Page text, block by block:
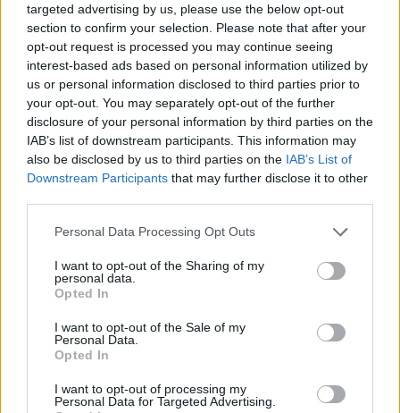
targeted advertising by us, please use the below opt-out
section to confirm your selection. Please note that after your
opt-out request is processed you may continue seeing
interest-based ads based on personal information utilized by
us or personal information disclosed to third parties prior to
your opt-out. You may separately opt-out of the further
disclosure of your personal information by third parties on the
IAB’s list of downstream participants. This information may
also be disclosed by us to third parties on the IAB’s List of
Downstream Participants that may further disclose it to other
Please note that this website/app uses one or more Google
not limited to your visit or usage behaviour. You may click to
grant or deny consent to Google and its third-party tags to
use your data for below specified purposes in below Google
consent section.
Personal Data Processing Opt Outs
I want to opt-out of the Sharing of my
personal data.
Opted In
I want to opt-out of the Sale of my
Personal Data.
Opted In
I want to opt-out of processing my
Personal Data for Targeted Advertising.
Kövess minket, és értesülj a friss hírekről a
Facebookon is!
Követem
EGÉSZSÉGÜGY
HÁZIORVOS